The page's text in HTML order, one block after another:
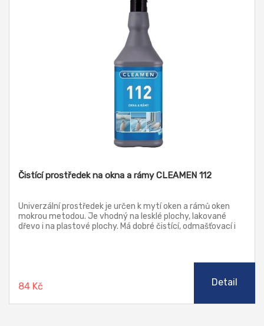
Čistící prostředek na okna a rámy CLEAMEN 112
Univerzální prostředek je určen k mytí oken a rámů oken
mokrou metodou. Je vhodný na lesklé plochy, lakované
dřevo i na plastové plochy. Má dobré čistící, odmašťovací i
84 Kč Detail